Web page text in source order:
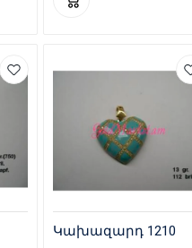
Կախազարդ 1210